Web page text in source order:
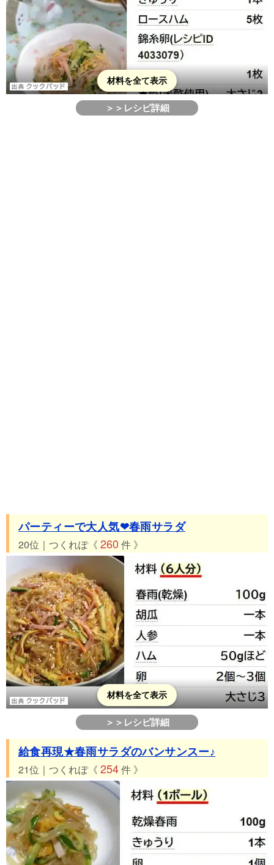
材料を全て表示
＞＞レシピ詳細
パーティーで大人気❤春雨サラダ
20位｜つくれぽ《 260 件 》
材料を全て表示
＞＞レシピ詳細
給食再現★春雨サラダのバンサンスー♪
21位｜つくれぽ《 254件 》